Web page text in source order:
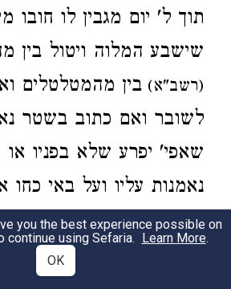
תוך ל' יום מגבין לו חובו
שישבע המלוה ויטול בין
(רשב"א) בין מהמטלטלים
לשובר ואם כתוב בשטר
שאפי' יפרע שלא בפניו
נאמנות עליו ועל באי כחו
לישבע:הגהי"א דאין גובין
מיורשיו
you the best experience possible on
continue using Sefaria. Learn More.
OK